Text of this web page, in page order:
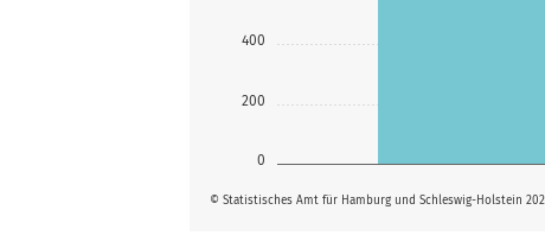
0
200
400
© Statistisches Amt für Hamburg und Schleswig-Holstein